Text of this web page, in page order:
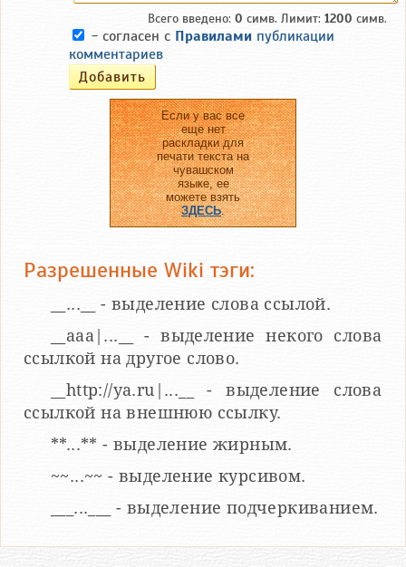
Всего введено: 0 симв. Лимит: 1200 симв.
- согласен с Правилами публикации
комментариев
Если у вас все
еще нет
раскладки для
печати текста на
чувашском
языке, ее
можете взять
ЗДЕСЬ.
Разрешенные Wiki тэги:
__...__ - выделение слова ссылой.
__aaa|...__ - выделение некого слова
ссылкой на другое слово.
__http://ya.ru|...__ - выделение слова
ссылкой на внешнюю ссылку.
**...** - выделение жирным.
~~...~~ - выделение курсивом.
___...___ - выделение подчеркиванием.